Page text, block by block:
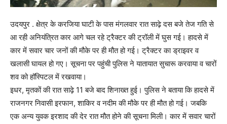
उदयपुर . क्षेत्र के करजिया घाटी के पास मंगलवार रात साढ़े दस बजे तेज गति से
आ रही अनियंत्रित कार आगे चल रहे ट्रैक्टर की ट्रॉली में घुस गई। हादसे में
कार में सवार चार जनों की मौके पर ही मौत हो गई। ट्रैक्टर का ड्राइवर व
खलासी घायल हो गए। सूचना पर पहुंची पुलिस ने यातायात सुचारू करवाया व चारों
शव को हॉस्पिटल में रखवाया।
इधर, मृतकों की रात साढ़े 11 बजे बाद शिनाख्त हुई। पुलिस ने बताया कि हादसे में
राजनगर निवासी इरफान, शाकिर व नदीम की मौके पर ही मौत हो गई। जबकि
एक अन्य युवक इरशाद की देर रात मौत होने की सूचना मिली। कार में सवार चारों